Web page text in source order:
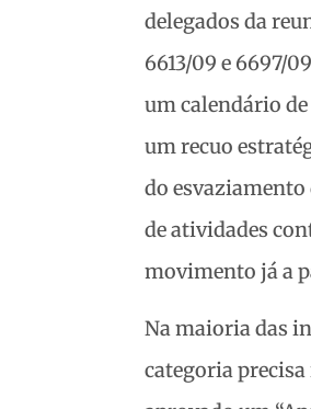
delegados da
6613/09 e 6697/
um calendário
um recuo
do
de atividades
movimento já a
Na maioria das
categoria